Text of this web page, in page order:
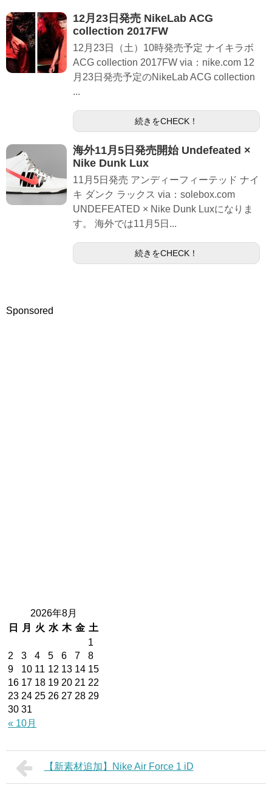
12月23日発売 NikeLab ACG
collection 2017FW
12月23日（土）10時発売予定 ナイキラボ
ACG collection 2017FW via：nike.com 12
月23日発売予定のNikeLab ACG collection
...
続きをCHECK！
海外11月5日発売開始 Undefeated ×
Nike Dunk Lux
11月5日発売 アンディーフィーテッド ナイ
キ ダンク ラックス via：solebox.com
UNDEFEATED × Nike Dunk Luxになりま
す。 海外では11月5日...
続きをCHECK！
Sponsored
2026年8月
日
月 火 水 木 金 土
« 10月
1
2
3 4 5 6 7
8
9
10 11 12 13 14 15
16 17 18 19 20 21 22
23 24 25 26 27 28 29
30 31
【新素材追加】Nike Air Force 1 iD